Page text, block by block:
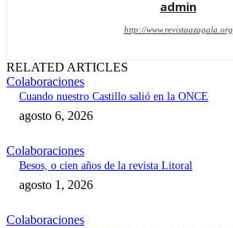
admin
http://www.revistaazagala.org
RELATED ARTICLES
Colaboraciones
Cuando nuestro Castillo salió en la ONCE
agosto 6, 2026
Colaboraciones
Besos, o cien años de la revista Litoral
agosto 1, 2026
Colaboraciones